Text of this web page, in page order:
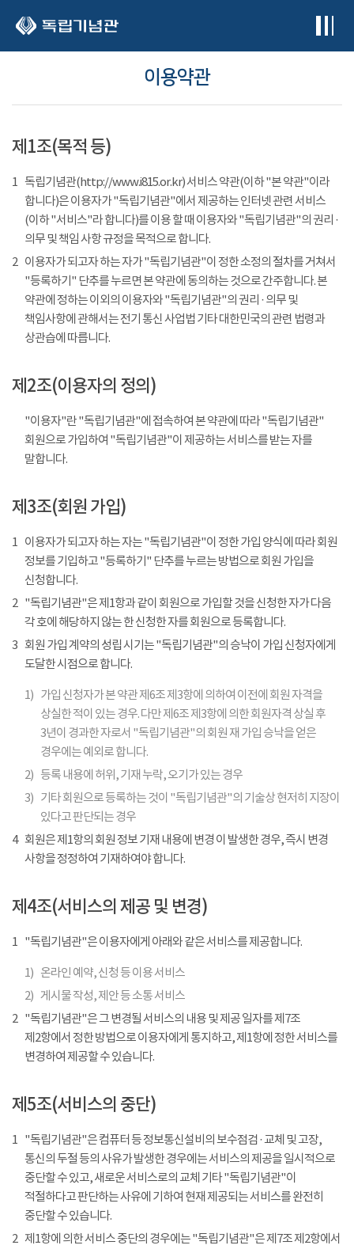
이용약관
제1조(목적 등)
1 독립기념관(http://www.i815.or.kr) 서비스 약관(이하 "본 약관"이라
합니다)은 이용자가 "독립기념관"에서 제공하는 인터넷 관련 서비스
(이하 "서비스"라 합니다)를 이용 할 때 이용자와 "독립기념관"의 권리 ·
의무 및 책임 사항 규정을 목적으로 합니다.
2 이용자가 되고자 하는 자가 "독립기념관"이 정한 소정의 절차를 거쳐서
"등록하기" 단추를 누르면 본 약관에 동의하는 것으로 간주합니다. 본
약관에 정하는 이외의 이용자와 "독립기념관"의 권리 · 의무 및
책임사항에 관해서는 전기 통신 사업법 기타 대한민국의 관련 법령과
상관습에 따릅니다.
제2조(이용자의 정의)
"이용자"란 "독립기념관"에 접속하여 본 약관에 따라 "독립기념관"
회원으로 가입하여 "독립기념관"이 제공하는 서비스를 받는 자를
말합니다.
제3조(회원 가입)
1 이용자가 되고자 하는 자는 "독립기념관"이 정한 가입 양식에 따라 회원
정보를 기입하고 "등록하기" 단추를 누르는 방법으로 회원 가입을
신청합니다.
2 "독립기념관"은 제1항과 같이 회원으로 가입할 것을 신청한 자가 다음
각 호에 해당하지 않는 한 신청한 자를 회원으로 등록합니다.
3 회원 가입 계약의 성립 시기는 "독립기념관"의 승낙이 가입 신청자에게
도달한 시점으로 합니다.
1) 가입 신청자가 본 약관 제6조 제3항에 의하여 이전에 회원 자격을
상실한 적이 있는 경우. 다만 제6조 제3항에 의한 회원자격 상실 후
3년이 경과한 자로서 "독립기념관"의 회원 재 가입 승낙을 얻은
경우에는 예외로 합니다.
2) 등록 내용에 허위, 기재 누락, 오기가 있는 경우
3) 기타 회원으로 등록하는 것이 "독립기념관"의 기술상 현저히 지장이
있다고 판단되는 경우
4
회원은 제1항의 회원 정보 기재 내용에 변경 이 발생한 경우, 즉시 변경
사항을 정정하여 기재하여야 합니다.
제4조(서비스의 제공 및 변경)
1 "독립기념관"은 이용자에게 아래와 같은 서비스를 제공합니다.
1) 온라인 예약, 신청 등 이용 서비스
2) 게시물 작성, 제안 등 소통 서비스
2 "독립기념관"은 그 변경될 서비스의 내용 및 제공 일자를 제7조
제2항에서 정한 방법으로 이용자에게 통지하고, 제1항에 정한 서비스를
변경하여 제공할 수 있습니다.
제5조(서비스의 중단)
1 "독립기념관"은 컴퓨터 등 정보통신설비의 보수점검 · 교체 및 고장,
통신의 두절 등의 사유가 발생한 경우에는 서비스의 제공을 일시적으로
중단할 수 있고, 새로운 서비스로의 교체 기타 "독립기념관"이
적절하다고 판단하는 사유에 기하여 현재 제공되는 서비스를 완전히
중단할 수 있습니다.
2 제1항에 의한 서비스 중단의 경우에는 "독립기념관"은 제7조 제2항에서